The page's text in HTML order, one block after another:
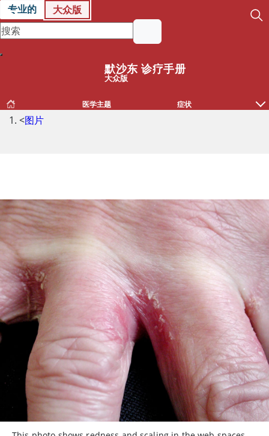
专业的 大众版
默沙东 诊疗手册
大众版
医学主题 症状
<图片